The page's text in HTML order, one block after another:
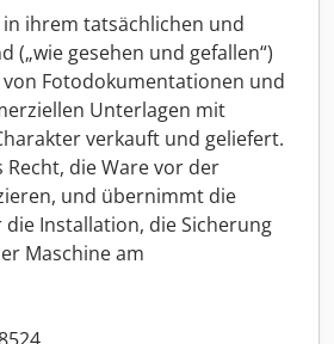
ihrem tatsächlichen und
(„wie gesehen und gefallen“)
Fotodokumentationen und
Unterlagen mit
verkauft und geliefert.
Recht, die Ware vor der
und übernimmt die
Installation, die Sicherung
Maschine am